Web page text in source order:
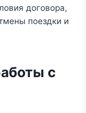
договора,
поездки и
с